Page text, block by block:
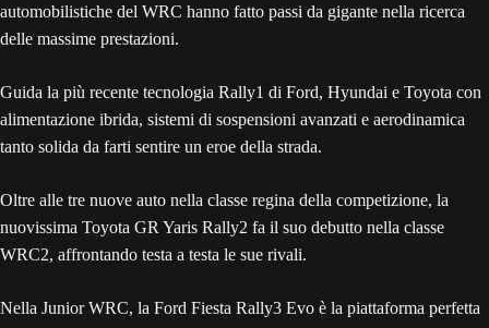
automobilistiche del WRC hanno fatto passi da gigante nella ricerca
delle massime prestazioni.
Guida la più recente tecnologia Rally1 di Ford, Hyundai e Toyota con
alimentazione ibrida, sistemi di sospensioni avanzati e aerodinamica
tanto solida da farti sentire un eroe della strada.
Oltre alle tre nuove auto nella classe regina della competizione, la
nuovissima Toyota GR Yaris Rally2 fa il suo debutto nella classe
WRC2, affrontando testa a testa le sue rivali.
Nella Junior WRC, la Ford Fiesta Rally3 Evo è la piattaforma perfetta